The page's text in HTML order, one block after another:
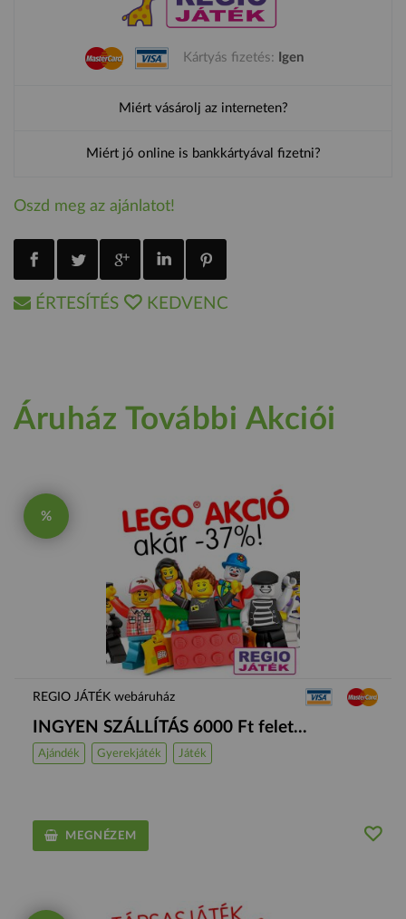
Kártyás fizetés: Igen
Miért vásárolj az interneten?
Miért jó online is bankkártyával fizetni?
Oszd meg az ajánlatot!
ÉRTESÍTÉS KEDVENC
Áruház További Akciói
%
REGIO JÁTÉK webáruház
INGYEN SZÁLLÍTÁS 6000 Ft felet...
Ajándék Gyerekjáték Játék
MEGNÉZEM